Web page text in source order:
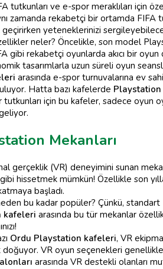
tutkunları ve e-spor meraklıları için
zamanda rekabetçi bir ortamda FIFA
geçirirken yeteneklerinizi
neler? Öncelikle, son model
rekabetçi oyunlarda akıcı bir oyun
tasarımlarla uzun süreli oyun
arasında e-spor turnuvalarına ev
Hatta bazı kafelerde
için bu kafeler, sadece oyun
Mekanları
gerçeklik (VR) deneyimini sunan
hissetmek mümkün! Özellikle son
başladı.
bu kadar popüler? Çünkü,
kafeleri arasında bu tür mekanlar
Ordu Playstation kafeleri, VR
VR oyun seçenekleri
arasında VR destekli olanları